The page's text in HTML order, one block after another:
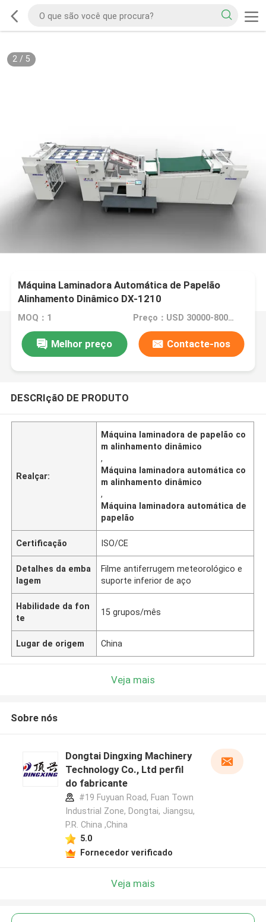
2/ 5
Máquina Laminadora Automática de Papelão
Alinhamento Dinâmico DX-1210
MOQ：1 Preço：USD 30000-80000/SET
Melhor preço Contacte-nos
DESCRIçãO DE PRODUTO
Realçar:
Máquina laminadora de papelão co
m alinhamento dinâmico
,
Máquina laminadora automática co
m alinhamento dinâmico
,
Máquina laminadora automática de
papelão
Certificação ISO/CE
Detalhes da emba
lagem
Filme antiferrugem meteorológico e
suporte inferior de aço
Habilidade da fon
te
15 grupos/mês
Lugar de origem China
Veja mais
Sobre nós
Dongtai Dingxing Machinery
Technology Co., Ltd perfil
do fabricante
#19 Fuyuan Road, Fuan Town
Industrial Zone, Dongtai, Jiangsu,
P.R. China ,China
5.0
Fornecedor verificado
Veja mais